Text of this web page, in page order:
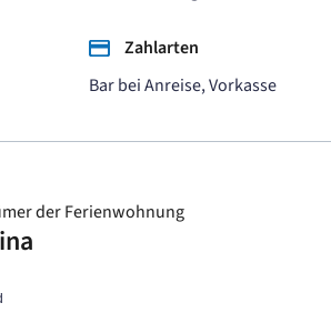
Zahlarten
Bar bei Anreise, Vorkasse
der Ferienwohnung